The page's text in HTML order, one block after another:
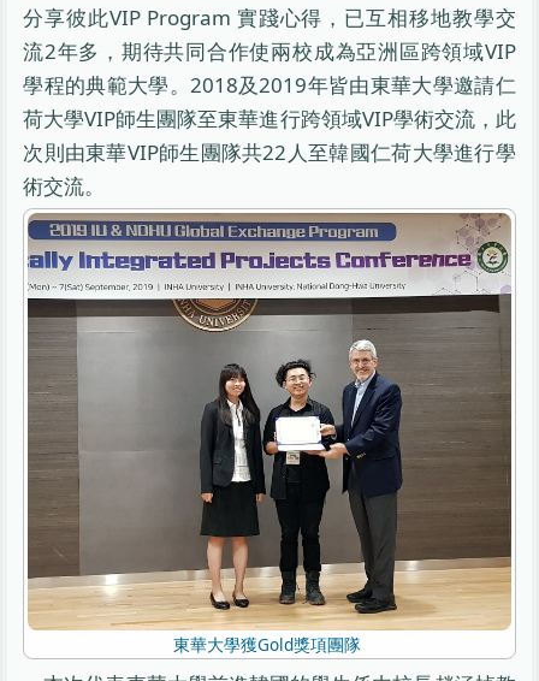
分享彼此VIP Program 實踐心得，已互相移地教學交
流2年多，期待共同合作使兩校成為亞洲區跨領域VIP
學程的典範大學。2018及2019年皆由東華大學邀請仁
荷大學VIP師生團隊至東華進行跨領域VIP學術交流，此
次則由東華VIP師生團隊共22人至韓國仁荷大學進行學
術交流。
東華大學獲Gold獎項團隊